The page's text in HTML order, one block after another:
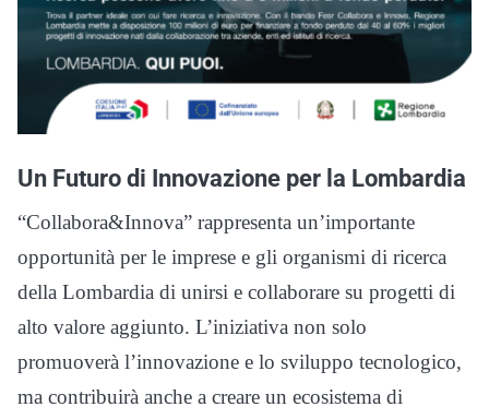
Un Futuro di Innovazione per la Lombardia
“Collabora&Innova” rappresenta un’importante
opportunità per le imprese e gli organismi di ricerca
della Lombardia di unirsi e collaborare su progetti di
alto valore aggiunto. L’iniziativa non solo
promuoverà l’innovazione e lo sviluppo tecnologico,
ma contribuirà anche a creare un ecosistema di